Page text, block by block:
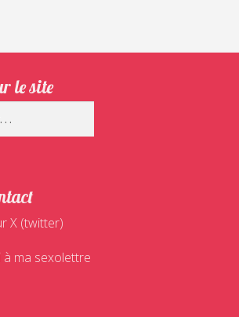
le site
X (twitter)
ma sexolettre